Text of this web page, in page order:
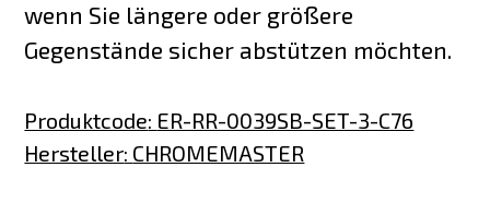
wenn Sie längere oder größere
Gegenstände sicher abstützen möchten.
Produktcode: ER-RR-0039SB-SET-3-C76
Hersteller: CHROMEMASTER